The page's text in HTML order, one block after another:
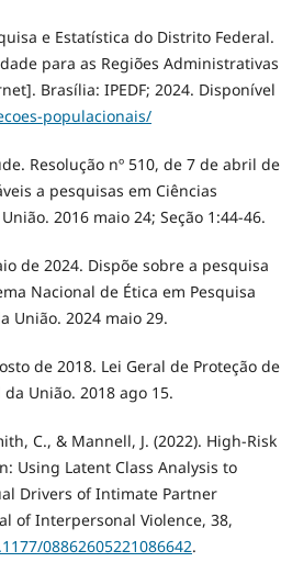
e Estatística do Distrito Federal.
para as Regiões Administrativas
Brasília: IPEDF; 2024. Disponível
populacionais/
Resolução nº 510, de 7 de abril de
a pesquisas em Ciências
2016 maio 24; Seção 1:44-46.
de 2024. Dispõe sobre a pesquisa
Nacional de Ética em Pesquisa
União. 2024 maio 29.
de 2018. Lei Geral de Proteção de
da União. 2018 ago 15.
C., & Mannell, J. (2022). High-Risk
Using Latent Class Analysis to
Drivers of Intimate Partner
of Interpersonal Violence, 38,
08862605221086642.